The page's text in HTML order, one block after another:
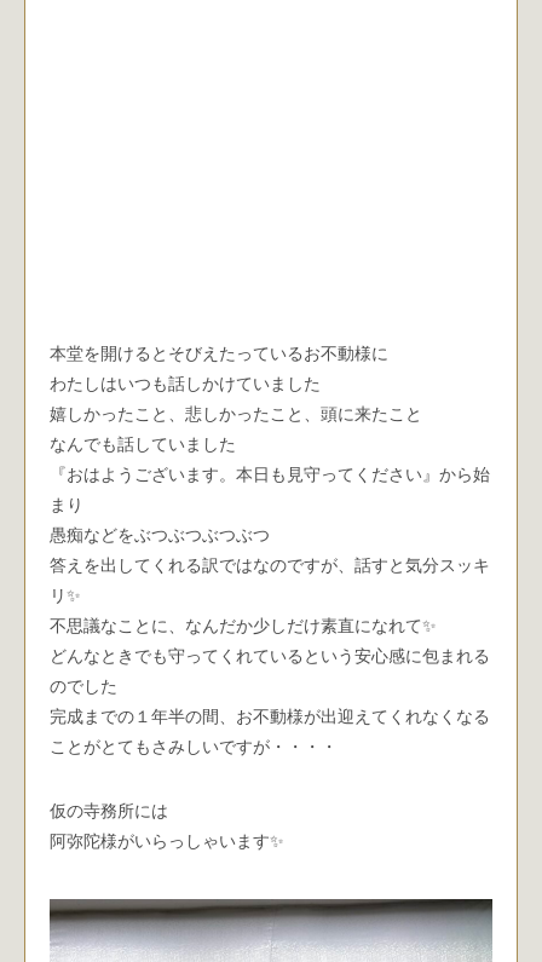
本堂を開けるとそびえたっているお不動様に
わたしはいつも話しかけていました
嬉しかったこと、悲しかったこと、頭に来たこと
なんでも話していました
『おはようございます。本日も見守ってください』から始
まり
愚痴などをぶつぶつぶつぶつ
答えを出してくれる訳ではなのですが、話すと気分スッキ
リ✨
不思議なことに、なんだか少しだけ素直になれて✨
どんなときでも守ってくれているという安心感に包まれる
のでした
完成までの１年半の間、お不動様が出迎えてくれなくなる
ことがとてもさみしいですが・・・・
仮の寺務所には
阿弥陀様がいらっしゃいます✨